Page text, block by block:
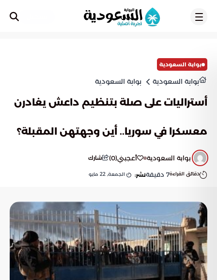
بوابة السعودية
بوابة السعودية بوابة السعودية
أستراليات على صلة بتنظيم داعش يغادرن
معسكرا في سوريا.. أين وجهتهن المقبلة؟
بوابة السعودية أعجبني(
0
) شارك
دقائق القراءة7 دقيقةنشر: الجمعة, 22 مايو